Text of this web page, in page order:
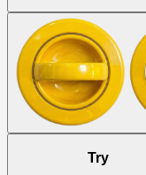
Try